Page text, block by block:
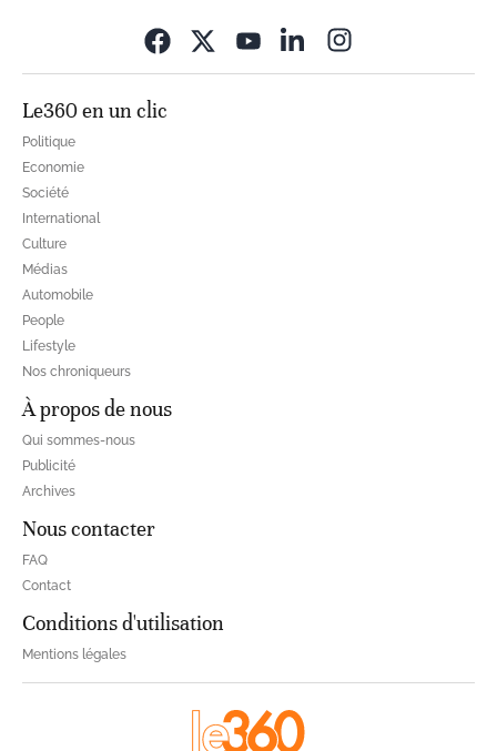
Le360 en un clic
Politique
Economie
Société
International
Culture
Médias
Automobile
People
Lifestyle
Nos chroniqueurs
À propos de nous
Qui sommes-nous
Publicité
Archives
Nous contacter
FAQ
Contact
Conditions d'utilisation
Mentions légales